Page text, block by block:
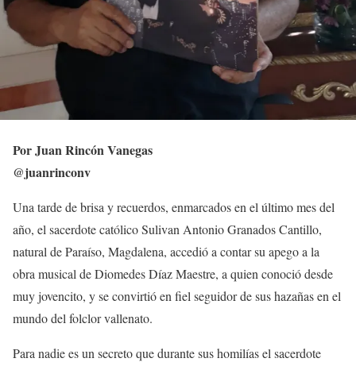
Por Juan Rincón Vanegas
@juanrinconv
Una tarde de brisa y recuerdos, enmarcados en el último mes del
año, el sacerdote católico Sulivan Antonio Granados Cantillo,
natural de Paraíso, Magdalena, accedió a contar su apego a la
obra musical de Diomedes Díaz Maestre, a quien conoció desde
muy jovencito, y se convirtió en fiel seguidor de sus hazañas en el
mundo del folclor vallenato.
Para nadie es un secreto que durante sus homilías el sacerdote